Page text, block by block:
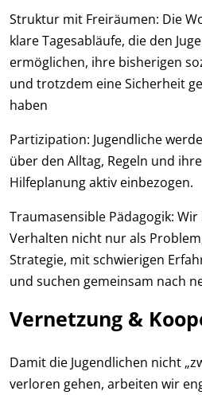
Struktur mit Freiräumen: Die
klare Tagesabläufe, die den
ermöglichen, ihre bisherigen
und trotzdem eine Sicherheit
haben
Partizipation: Jugendliche
über den Alltag, Regeln und
Hilfeplanung aktiv einbezogen.
Traumasensible Pädagogik:
Verhalten nicht nur als
Strategie, mit schwierigen
und suchen gemeinsam nach
Vernetzung &
Damit die Jugendlichen nicht
verloren gehen, arbeiten wir